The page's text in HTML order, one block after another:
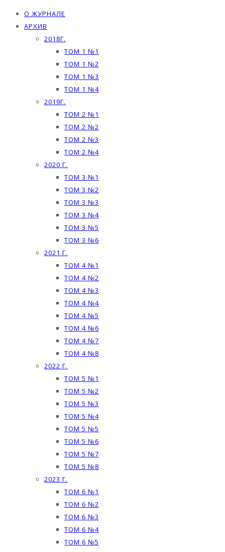
О ЖУРНАЛЕ
АРХИВ
2018Г.
ТОМ 1 №1
ТОМ 1 №2
ТОМ 1 №3
ТОМ 1 №4
2019Г.
ТОМ 2 №1
ТОМ 2 №2
ТОМ 2 №3
ТОМ 2 №4
2020 Г.
ТОМ 3 №1
ТОМ 3 №2
ТОМ 3 №3
ТОМ 3 №4
ТОМ 3 №5
ТОМ 3 №6
2021 Г.
ТОМ 4 №1
ТОМ 4 №2
ТОМ 4 №3
ТОМ 4 №4
ТОМ 4 №5
ТОМ 4 №6
ТОМ 4 №7
ТОМ 4 №8
2022 Г.
ТОМ 5 №1
ТОМ 5 №2
ТОМ 5 №3
ТОМ 5 №4
ТОМ 5 №5
ТОМ 5 №6
ТОМ 5 №7
ТОМ 5 №8
2023 Г.
ТОМ 6 №1
ТОМ 6 №2
ТОМ 6 №3
ТОМ 6 №4
ТОМ 6 №5